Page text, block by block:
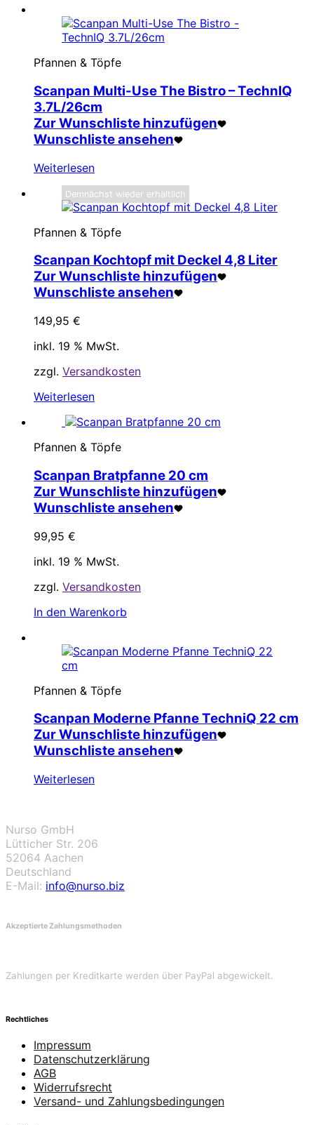
Pfannen & Töpfe
Scanpan Multi-Use The Bistro – TechnIQ
3.7L/26cm
Zur Wunschliste hinzufügen
Wunschliste ansehen
Weiterlesen
Demnächst wieder erhältlich
Pfannen & Töpfe
Scanpan Kochtopf mit Deckel 4,8 Liter
Zur Wunschliste hinzufügen
Wunschliste ansehen
149,95 €
inkl. 19 % MwSt.
zzgl. Versandkosten
Weiterlesen
Pfannen & Töpfe
Scanpan Bratpfanne 20 cm
Zur Wunschliste hinzufügen
Wunschliste ansehen
99,95 €
inkl. 19 % MwSt.
zzgl. Versandkosten
In den Warenkorb
Pfannen & Töpfe
Scanpan Moderne Pfanne TechniQ 22 cm
Zur Wunschliste hinzufügen
Wunschliste ansehen
Weiterlesen
Nurso GmbH
Lütticher Str. 206
52064 Aachen
Deutschland
E-Mail: info@nurso.biz
Akzeptierte Zahlungsmethoden
Zahlungen per Kreditkarte werden über PayPal abgewickelt.
Rechtliches
Impressum
Datenschutzerklärung
AGB
Widerrufsrecht
Versand- und Zahlungsbedingungen